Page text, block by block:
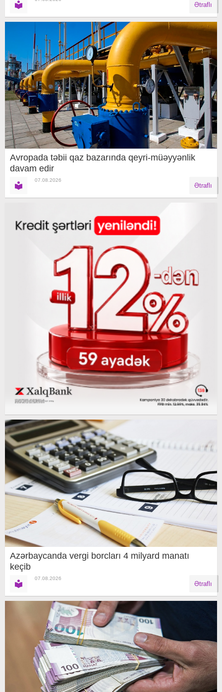
Ətraflı
Avropada təbii qaz bazarında qeyri-müəyyənlik
davam edir
07.08.2026
Ətraflı
Azərbaycanda vergi borcları 4 milyard manatı
keçib
07.08.2026
Ətraflı